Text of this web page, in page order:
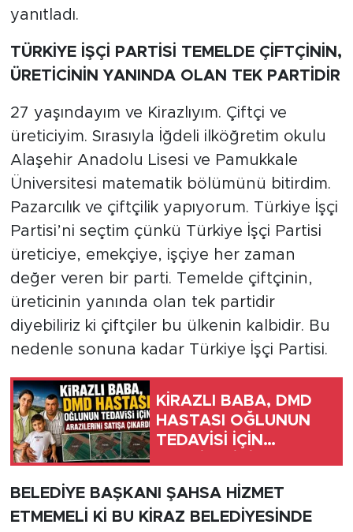
yanıtladı.
TÜRKİYE İŞÇİ PARTİSİ TEMELDE ÇİFTÇİNİN,
ÜRETİCİNİN YANINDA OLAN TEK PARTİDİR
27 yaşındayım ve Kirazlıyım. Çiftçi ve
üreticiyim. Sırasıyla İğdeli ilköğretim okulu
Alaşehir Anadolu Lisesi ve Pamukkale
Üniversitesi matematik bölümünü bitirdim.
Pazarcılık ve çiftçilik yapıyorum. Türkiye İşçi
Partisi’ni seçtim çünkü Türkiye İşçi Partisi
üreticiye, emekçiye, işçiye her zaman
değer veren bir parti. Temelde çiftçinin,
üreticinin yanında olan tek partidir
diyebiliriz ki çiftçiler bu ülkenin kalbidir. Bu
nedenle sonuna kadar Türkiye İşçi Partisi.
KİRAZLI BABA, DMD
HASTASI OĞLUNUN
TEDAVİSİ İÇİN
BELEDİYE BAŞKANI ŞAHSA HİZMET
ETMEMELİ Kİ BU KİRAZ BELEDİYESİNDE